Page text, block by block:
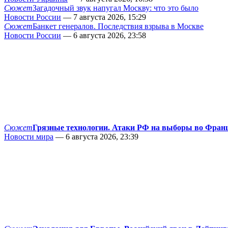
СюжетЗагадочный звук напугал Москву: что это было
Новости России — 7 августа 2026, 15:29
СюжетБанкет генералов. Последствия взрыва в Москве
Новости России — 6 августа 2026, 23:58
СюжетГрязные технологии. Атаки РФ на выборы во
Новости мира — 6 августа 2026, 23:39